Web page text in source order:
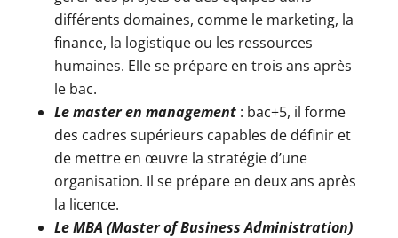
différents domaines, comme le marketing, la
finance, la logistique ou les ressources
humaines. Elle se prépare en trois ans après
le bac.
Le master en management: bac+5, il forme
des cadres supérieurs capables de définir et
de mettre en œuvre la stratégie d’une
organisation. Il se prépare en deux ans après
la licence.
Le MBA (Master of Business Administration)